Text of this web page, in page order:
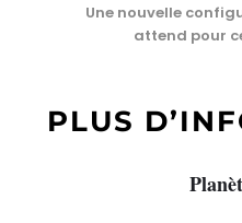
Une nouvelle
attend pour
PLUS